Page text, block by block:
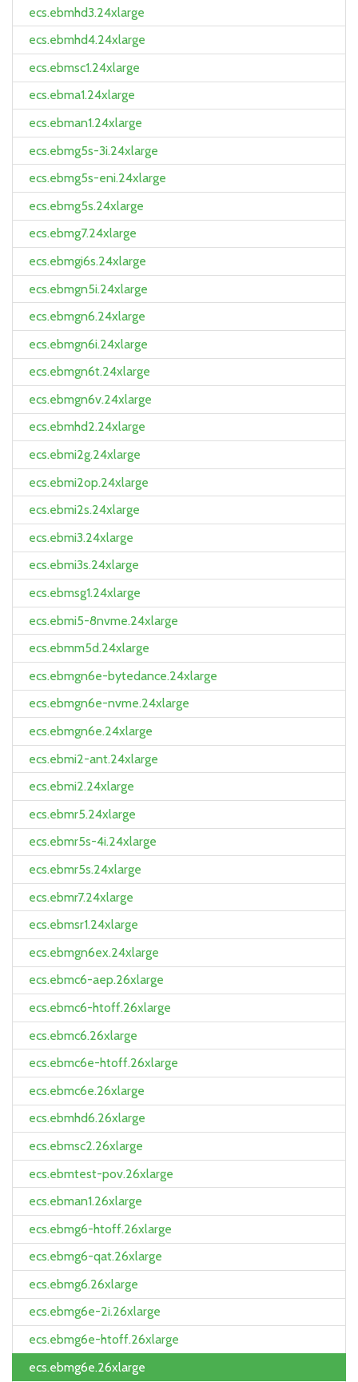
ecs.ebmhd3.24xlarge
ecs.ebmhd4.24xlarge
ecs.ebmsc1.24xlarge
ecs.ebma1.24xlarge
ecs.ebman1.24xlarge
ecs.ebmg5s-3i.24xlarge
ecs.ebmg5s-eni.24xlarge
ecs.ebmg5s.24xlarge
ecs.ebmg7.24xlarge
ecs.ebmgi6s.24xlarge
ecs.ebmgn5i.24xlarge
ecs.ebmgn6.24xlarge
ecs.ebmgn6i.24xlarge
ecs.ebmgn6t.24xlarge
ecs.ebmgn6v.24xlarge
ecs.ebmhd2.24xlarge
ecs.ebmi2g.24xlarge
ecs.ebmi2op.24xlarge
ecs.ebmi2s.24xlarge
ecs.ebmi3.24xlarge
ecs.ebmi3s.24xlarge
ecs.ebmsg1.24xlarge
ecs.ebmi5-8nvme.24xlarge
ecs.ebmm5d.24xlarge
ecs.ebmgn6e-bytedance.24xlarge
ecs.ebmgn6e-nvme.24xlarge
ecs.ebmgn6e.24xlarge
ecs.ebmi2-ant.24xlarge
ecs.ebmi2.24xlarge
ecs.ebmr5.24xlarge
ecs.ebmr5s-4i.24xlarge
ecs.ebmr5s.24xlarge
ecs.ebmr7.24xlarge
ecs.ebmsr1.24xlarge
ecs.ebmgn6ex.24xlarge
ecs.ebmc6-aep.26xlarge
ecs.ebmc6-htoff.26xlarge
ecs.ebmc6.26xlarge
ecs.ebmc6e-htoff.26xlarge
ecs.ebmc6e.26xlarge
ecs.ebmhd6.26xlarge
ecs.ebmsc2.26xlarge
ecs.ebmtest-pov.26xlarge
ecs.ebman1.26xlarge
ecs.ebmg6-htoff.26xlarge
ecs.ebmg6-qat.26xlarge
ecs.ebmg6.26xlarge
ecs.ebmg6e-2i.26xlarge
ecs.ebmg6e-htoff.26xlarge
ecs.ebmg6e.26xlarge